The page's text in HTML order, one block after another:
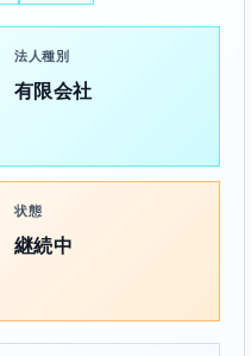
法人種別
有限会社
状態
継続中